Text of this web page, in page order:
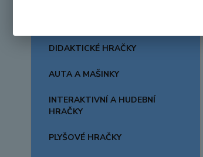
DIDAKTICKÉ HRAČKY
AUTA A MAŠINKY
INTERAKTIVNÍ A HUDEBNÍ
HRAČKY
PLYŠOVÉ HRAČKY